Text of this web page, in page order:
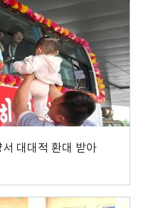
대대적 환대 받아